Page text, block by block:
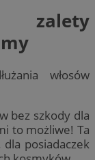
zalety
włosów
bez szkody dla
to możliwe! Ta
posiadaczek